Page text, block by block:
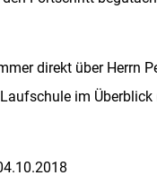
direkt über Herrn
im